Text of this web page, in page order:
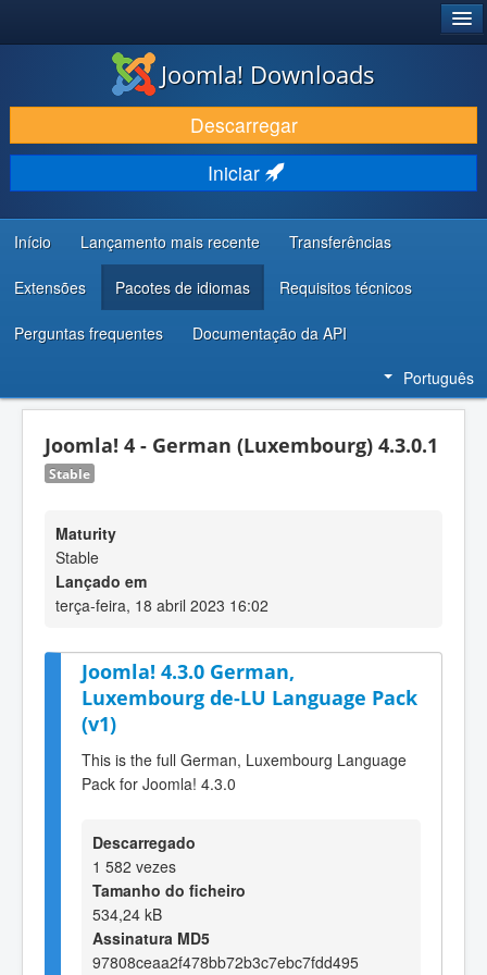
DESCARREGAR E EVOLUIR
DESCOBRIR E APRENDER
COMUNIDADE E SUPORTE
RECURSOS PARA PROGRAMADORES
Joomla! Downloads
Descarregar
Iniciar
Início Lançamento mais recente Transferências
Extensões Pacotes de idiomas Requisitos técnicos
Perguntas frequentes Documentação da API
Português
Joomla! 4 - German (Luxembourg) 4.3.0.1
Stable
Maturity
Stable
Lançado em
terça-feira, 18 abril 2023 16:02
Joomla! 4.3.0 German,
Luxembourg de-LU Language Pack
(v1)
This is the full German, Luxembourg Language
Pack for Joomla! 4.3.0
Descarregado
1 582 vezes
Tamanho do ficheiro
534,24 kB
Assinatura MD5
97808ceaa2f478bb72b3c7ebc7fdd495